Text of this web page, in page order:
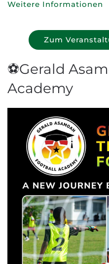
Weitere Informationen
Zum
⚽Gerald
Academy